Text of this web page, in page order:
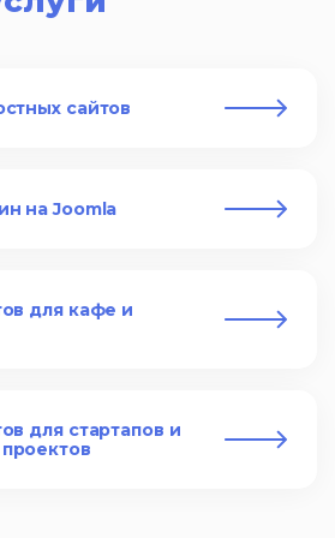
сайтов
на Joomla
для кафе и
для стартапов и